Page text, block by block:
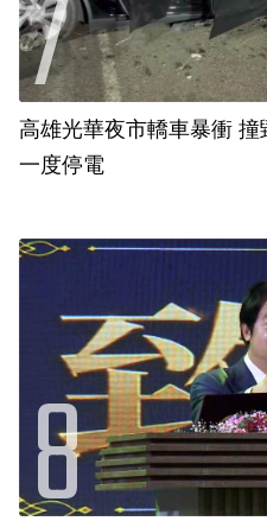
高雄光華夜市轎車暴衝
一度停電